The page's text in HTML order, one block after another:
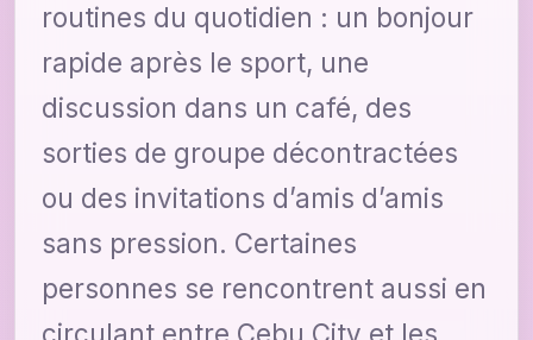
routines du quotidien : un bonjour
rapide après le sport, une
discussion dans un café, des
sorties de groupe décontractées
ou des invitations d’amis d’amis
sans pression. Certaines
personnes se rencontrent aussi en